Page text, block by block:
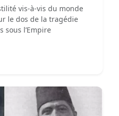
vis-à-vis du monde
le dos de la tragédie
sous l’Empire